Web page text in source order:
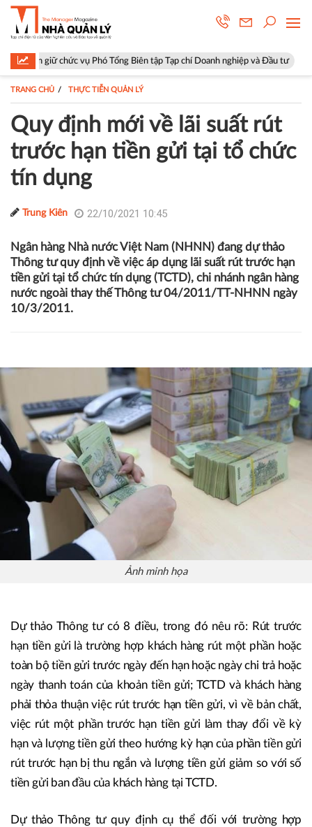
vụ Phó Tổng Biên tập Tạp chí Doanh nghiệp và Đầu tư Hà Nội:
TRANG CHỦ THỰC TIỄN QUẢN LÝ
Quy định mới về lãi suất rút
trước hạn tiền gửi tại tổ chức
tín dụng
Trung Kiên 22/10/2021 10:45
Ngân hàng Nhà nước Việt Nam (NHNN) đang dự thảo
Thông tư quy định về việc áp dụng lãi suất rút trước hạn
tiền gửi tại tổ chức tín dụng (TCTD), chi nhánh ngân hàng
nước ngoài thay thế Thông tư 04/2011/TT-NHNN ngày
10/3/2011.
Ảnh minh họa
Dự thảo Thông tư có 8 điều, trong đó nêu rõ: Rút trước
hạn tiền gửi là trường hợp khách hàng rút một phần hoặc
toàn bộ tiền gửi trước ngày đến hạn hoặc ngày chi trả hoặc
ngày thanh toán của khoản tiền gửi; TCTD và khách hàng
phải thỏa thuận việc rút trước hạn tiền gửi, vì về bản chất,
việc rút một phần trước hạn tiền gửi làm thay đổi về kỳ
hạn và lượng tiền gửi theo hướng kỳ hạn của phần tiền gửi
rút trước hạn bị thu ngắn và lượng tiền gửi giảm so với số
tiền gửi ban đầu của khách hàng tại TCTD.
Dự thảo Thông tư quy định cụ thể đối với trường hợp